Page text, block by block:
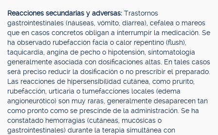
Reacciones secundarias y adversas: Trastornos
gastrointestinales (náuseas, vómito, diarrea), cefalea o mareos
que en casos concretos obligan a interrumpir la medicación. Se
ha observado rubefacción facia o calor repentino (flush),
taquicardia, angina de pecho o hipotensión, sintomatología
generalmente asociada con dosificaciones altas. En tales casos
será preciso reducir la dosificación o no prescribir el preparado.
Las reacciones de hipersensibilidad cutánea, como prurito,
rubefacción, urticaria o tumefacciones locales (edema
angioneurótico) son muy raras, generalmente desaparecen tan
como pronto como se prescinde de la administración. Se ha
constatado hemorragias (cutáneas, mucósicas o
gastrointestinales) durante la terapia simultánea con